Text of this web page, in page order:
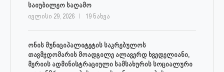
საიუბილეო საღამო
ივლისი 29, 2026 19 ნახვა
ონის მუნიციპალიტეტის საკრებულოს
თავმჯდომარის მოადგილე ალავერდ ხვედელიანი,
მერიის ადმინისტრაციული სამსახურის სოციალური